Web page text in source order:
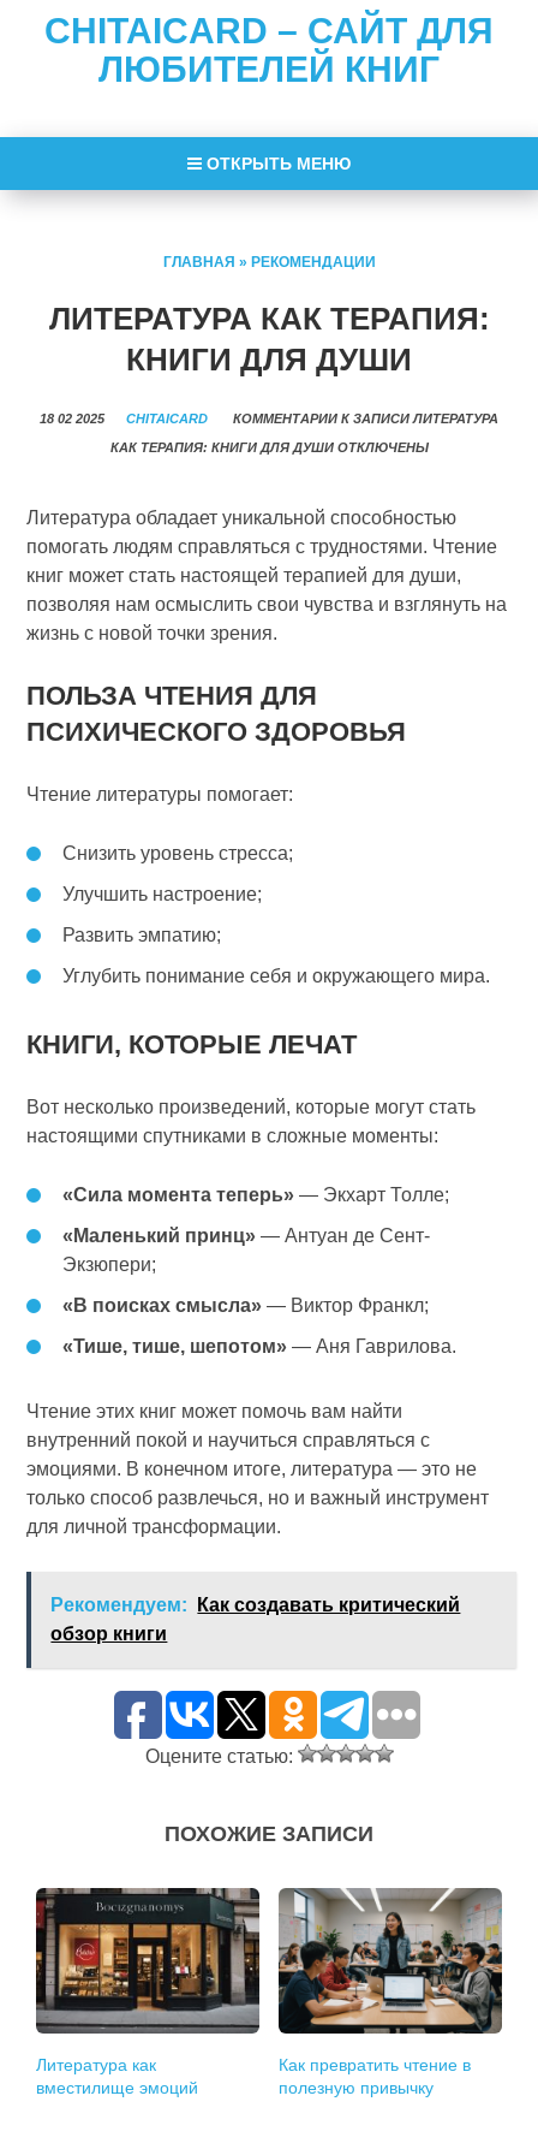
CHITAICARD – САЙТ ДЛЯ
ЛЮБИТЕЛЕЙ КНИГ
ОТКРЫТЬ МЕНЮ
ГЛАВНАЯ » РЕКОМЕНДАЦИИ
ЛИТЕРАТУРА КАК ТЕРАПИЯ:
КНИГИ ДЛЯ ДУШИ
18 02 2025 CHITAICARD КОММЕНТАРИИ К ЗАПИСИ ЛИТЕРАТУРА
КАК ТЕРАПИЯ: КНИГИ ДЛЯ ДУШИОТКЛЮЧЕНЫ
Литература обладает уникальной способностью
помогать людям справляться с трудностями. Чтение
книг может стать настоящей терапией для души,
позволяя нам осмыслить свои чувства и взглянуть на
жизнь с новой точки зрения.
ПОЛЬЗА ЧТЕНИЯ ДЛЯ
ПСИХИЧЕСКОГО ЗДОРОВЬЯ
Чтение литературы помогает:
Снизить уровень стресса;
Улучшить настроение;
Развить эмпатию;
Углубить понимание себя и окружающего мира.
КНИГИ, КОТОРЫЕ ЛЕЧАТ
Вот несколько произведений, которые могут стать
настоящими спутниками в сложные моменты:
«Сила момента теперь» — Экхарт Толле;
«Маленький принц» — Антуан де Сент-
Экзюпери;
«В поисках смысла» — Виктор Франкл;
«Тише, тише, шепотом» — Аня Гаврилова.
Чтение этих книг может помочь вам найти
внутренний покой и научиться справляться с
эмоциями. В конечном итоге, литература — это не
только способ развлечься, но и важный инструмент
для личной трансформации.
Рекомендуем:
Как создавать критический
обзор книги
Оцените статью:
ПОХОЖИЕ ЗАПИСИ
Литература как
вместилище эмоций
Как превратить чтение в
полезную привычку